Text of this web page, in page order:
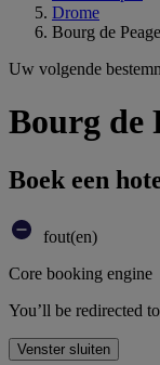
Drome
Bourg de Peage
Uw volgende
Bourg de
Boek een
fout(en)
Core booking engine
You’ll be redirected
Venster sluiten